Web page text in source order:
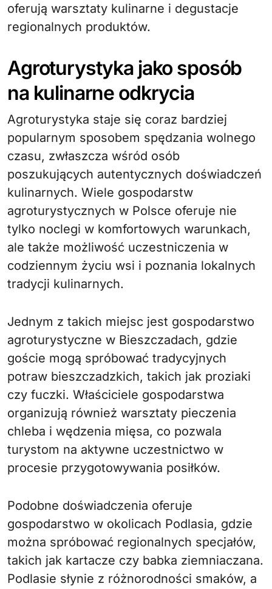
oferują warsztaty kulinarne i degustacje
regionalnych produktów.
Agroturystyka jako sposób
na kulinarne odkrycia
Agroturystyka staje się coraz bardziej
popularnym sposobem spędzania wolnego
czasu, zwłaszcza wśród osób
poszukujących autentycznych doświadczeń
kulinarnych. Wiele gospodarstw
agroturystycznych w Polsce oferuje nie
tylko noclegi w komfortowych warunkach,
ale także możliwość uczestniczenia w
codziennym życiu wsi i poznania lokalnych
tradycji kulinarnych.
Jednym z takich miejsc jest gospodarstwo
agroturystyczne w Bieszczadach, gdzie
goście mogą spróbować tradycyjnych
potraw bieszczadzkich, takich jak proziaki
czy fuczki. Właściciele gospodarstwa
organizują również warsztaty pieczenia
chleba i wędzenia mięsa, co pozwala
turystom na aktywne uczestnictwo w
procesie przygotowywania posiłków.
Podobne doświadczenia oferuje
gospodarstwo w okolicach Podlasia, gdzie
można spróbować regionalnych specjałów,
takich jak kartacze czy babka ziemniaczana.
Podlasie słynie z różnorodności smaków, a